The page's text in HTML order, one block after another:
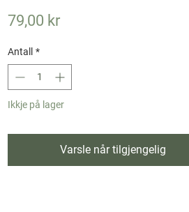
79,00 krPris
Antall *
Ikkje på lager
Varsle når tilgjengelig